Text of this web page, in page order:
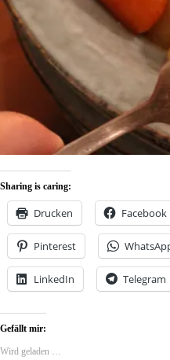
Sharing is caring:
Drucken Facebook
Pinterest
LinkedIn Telegram
Gefällt mir:
Wird geladen …